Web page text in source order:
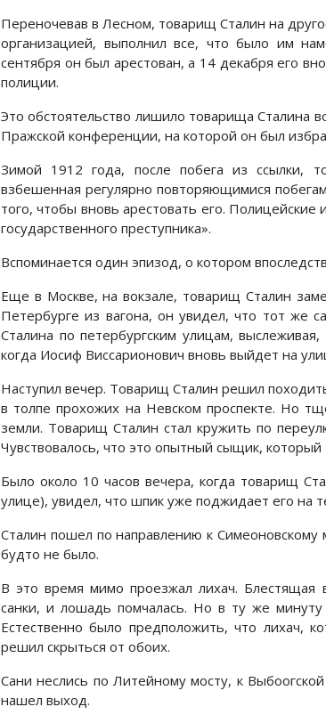
Переночевав в Лесном, товарищ Сталин на
организацией, выполнил все, что было им
сентября он был арестован, а 14 декабря его
полиции.
Это обстоятельство лишило товарища Сталина
Пражской конференции, на которой он был
Зимой 1912 года, после побега из ссылки,
взбешенная регулярно повторяющимися
того, чтобы вновь арестовать его.
государственного преступника».
Вспоминается один эпизод, о котором
Еще в Москве, на вокзале, товарищ Сталин
Петербурге из вагона, он увидел, что тот же
Сталина по петербургским улицам,
когда Иосиф Виссарионович вновь выйдет на
Наступил вечер. Товарищ Сталин решил
в толпе прохожих на Невском проспекте. Но
земли. Товарищ Сталин стал кружить по
Чувствовалось, что это опытный сыщик,
Было около 10 часов вечера, когда товарищ
улице), увидел, что шпик уже поджидает его на
Сталин пошел по направлению к
будто не было.
В это время мимо проезжал лихач. Блестящая
санки, и лошадь помчалась. Но в ту же
Естественно было предположить, что лихач,
решил скрыться от обоих.
Сани неслись по Литейному мосту, к
нашел выход.